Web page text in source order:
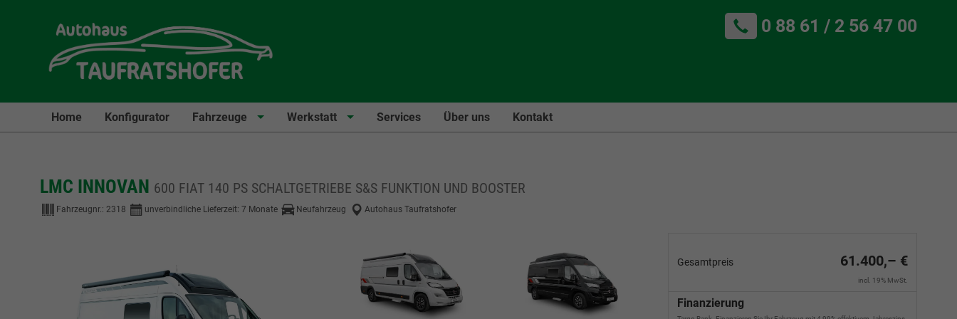
0 88 61 / 2 56 47 00
Home Konfigurator Fahrzeuge Werkstatt Services Über uns Kontakt
LMC INNOVAN 600 FIAT 140 PS SCHALTGETRIEBE S&S FUNKTION UND BOOSTER
Fahrzeugnr.: 2318 unverbindliche Lieferzeit: 7 Monate Neufahrzeug Autohaus Taufratshofer
Gesamtpreis 61.400,– €
incl. 19% MwSt.
Finanzierung